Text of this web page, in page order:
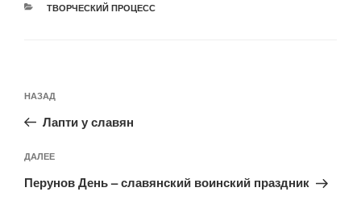
РУБРИКИ
ТВОРЧЕСКИЙ ПРОЦЕСС
по
записям
Предыдущая
запись:
НАЗАД
Лапти у славян
Следующая
запись
ДАЛЕЕ
Перунов День – славянский воинский праздник